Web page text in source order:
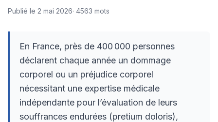
Publié le 2 mai 2026· 4563 mots
En France, près de 400 000 personnes
déclarent chaque année un dommage
corporel ou un préjudice corporel
nécessitant une expertise médicale
indépendante pour l’évaluation de leurs
souffrances endurées (pretium doloris),